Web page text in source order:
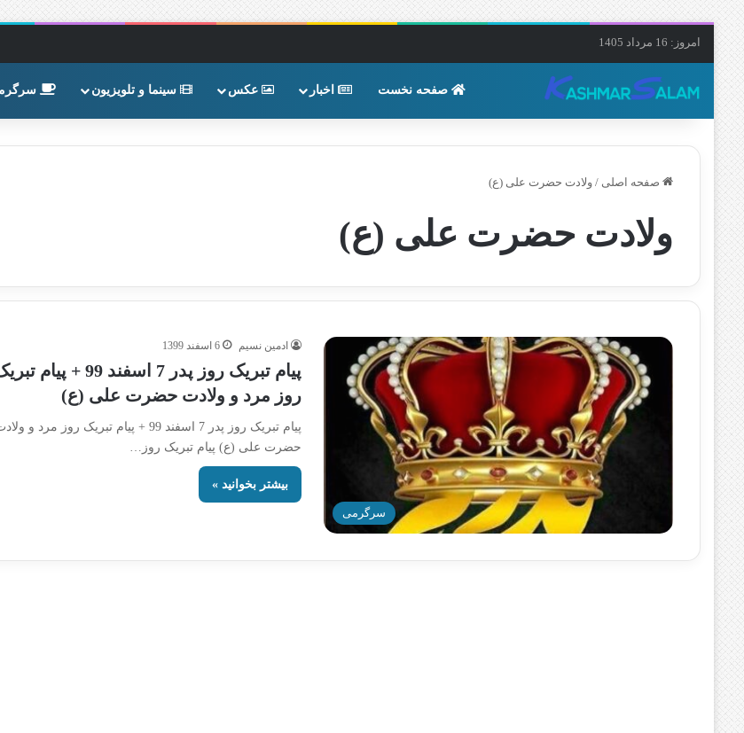
امروز: 16 مرداد 1405
صفحه نخست اخبار عکس سینما و تلویزیون
صفحه اصلی / ولادت حضرت علی (ع)
ولادت حضرت علی (ع)
سرگرمی
ادمین نسیم 6 اسفند 1399
پیام تبریک روز پدر 7 اسفند 99 + پیام
روز مرد و ولادت حضرت علی (ع)
پیام تبریک روز پدر 7 اسفند 99 + پیام تبریک روز مرد و
حضرت علی (ع) پیام تبریک روز…
بیشتر بخوانید »